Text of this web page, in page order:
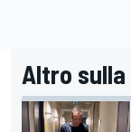
Altro sulla